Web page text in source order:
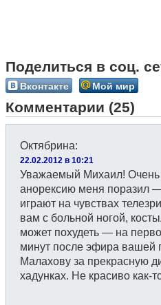
Поделиться в соц.
Вконтакте Мой мир
Комментарии (25)
Октябрина:
22.02.2012 в 10:21
Уважаемый Михаил! Очень
анорексию меня поразил
играют на чувствах
вам с больной ногой,
может похудеть — на
минут после эфира вашей
Малахову за прекрасную
хадунках. Не красиво как-